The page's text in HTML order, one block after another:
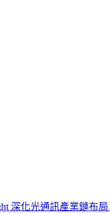
深化光通訊產業鏈布